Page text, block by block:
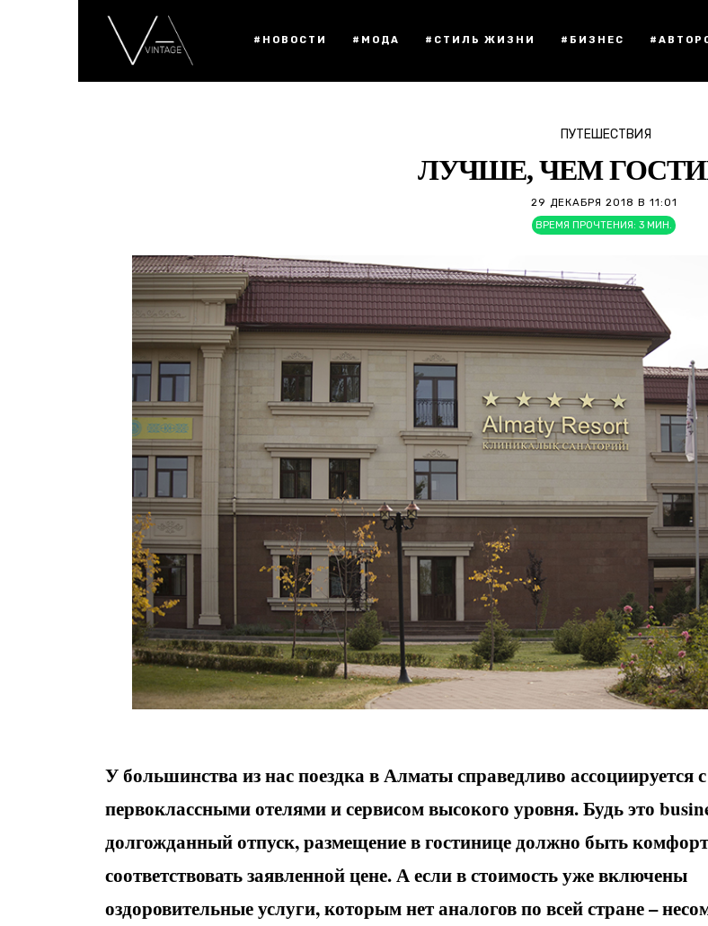
#НОВОСТИ #МОДА #СТИЛЬ ЖИЗНИ #БИЗНЕС
ПУТЕШЕСТВИЯ
ЛУЧШЕ, ЧЕМ
29 ДЕКАБРЯ 2018 В 11:01
ВРЕМЯ ПРОЧТЕНИЯ: 3 МИН.
У большинства из нас поездка в Алматы справедливо ассоциируется с
первоклассными отелями и сервисом высокого уровня. Будь это
долгожданный отпуск, размещение в гостинице должно быть
соответствовать заявленной цене. А если в стоимость уже включены
оздоровительные услуги, которым нет аналогов по всей стране –